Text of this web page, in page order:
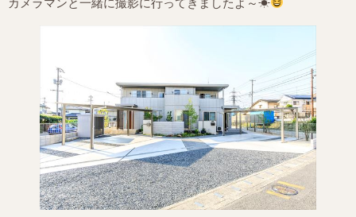
カメラマンと一緒に撮影に行ってきましたよ～☀